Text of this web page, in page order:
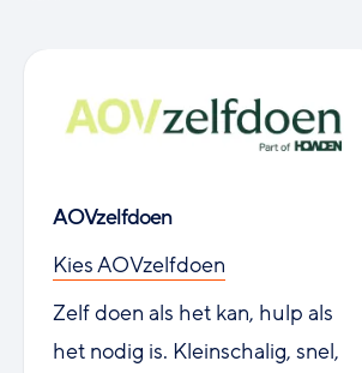
AOVzelfdoen
Kies AOVzelfdoen
Zelf doen als het kan, hulp als
het nodig is. Kleinschalig, snel,